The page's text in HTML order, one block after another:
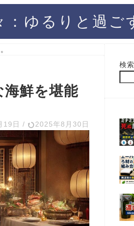
：ゆるりと過ご
海鮮を堪能
19日 / 2025年8月30日
検索